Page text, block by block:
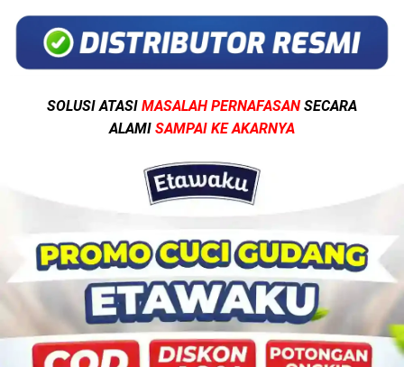
SOLUSI ATASI MASALAH PERNAFASAN SECARA
ALAMI SAMPAI KE AKARNYA